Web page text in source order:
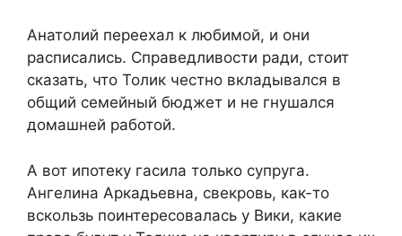
Анатолий переехал к любимой, и они
расписались. Справедливости ради, стоит
сказать, что Толик честно вкладывался в
общий семейный бюджет и не гнушался
домашней работой.
А вот ипотеку гасила только супруга.
Ангелина Аркадьевна, свекровь, как-то
вскользь поинтересовалась у Вики, какие